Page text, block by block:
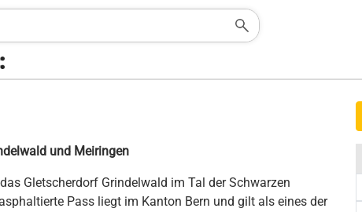
und Meiringen
Gletscherdorf Grindelwald im Tal der Schwarzen
Pass liegt im Kanton Bern und gilt als eines der